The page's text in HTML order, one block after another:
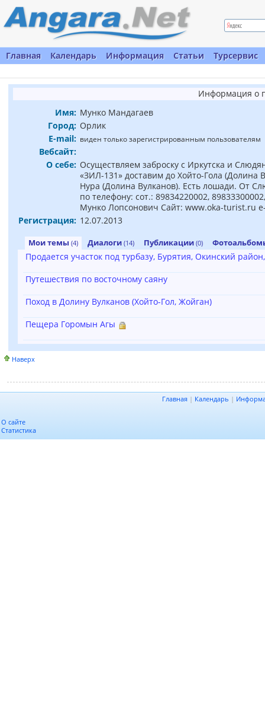
Главная Календарь Информация Статьи Турсервис
Информация о
Имя: Мунко Мандагаев
Город: Орлик
E-mail: виден только зарегистрированным пользователям
Вебсайт:
О себе: Осуществляем заброску с Иркутска и
«ЗИЛ-131» доставим до Хойто-Гола (Долина
Нура (Долина Вулканов). Есть лошади. От
по телефону: сот.: 89834220002,
Мунко Лопсонович Сайт: www.oka-turist.ru
Регистрация: 12.07.2013
Мои темы (4) Диалоги (14) Публикации (0)
Продается участок под турбазу, Бурятия, Окинский
Путешествия по восточному саяну
Поход в Долину Вулканов (Хойто-Гол, Жойган)
Пещера Горомын Агы
Наверх
Главная | Календарь |
О сайте
Статистика